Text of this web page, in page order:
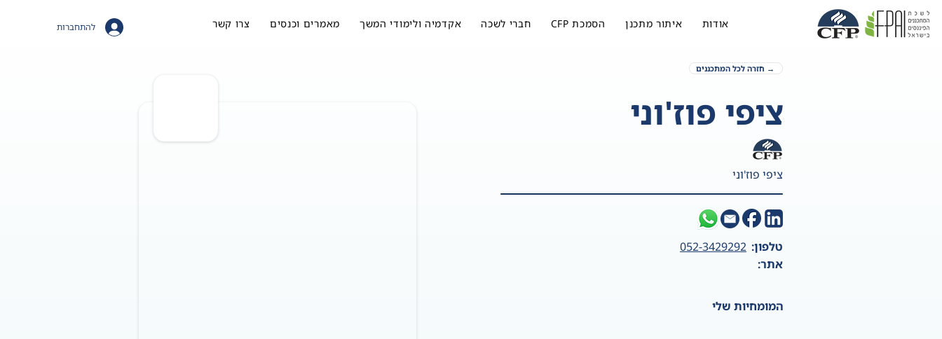
להתחברות אודות איתור מתכנן הסמכת CFP חברי לשכה אקדמיה ולימודי המשך מאמרים וכנסים צרו קשר
→ חזרה לכל המתכננים
ציפי פוז'וני
ציפי פוז'וני
טלפון: 052-3429292
אתר:
המומחיות שלי